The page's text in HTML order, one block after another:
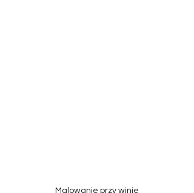
Malowanie przy winie